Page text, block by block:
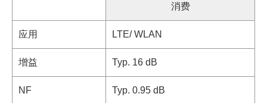
消费
应用 LTE/ WLAN
增益 Typ. 16 dB
NF Typ. 0.95 dB